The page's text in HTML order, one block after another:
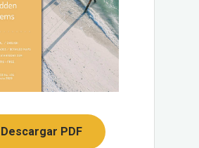
Descargar PDF